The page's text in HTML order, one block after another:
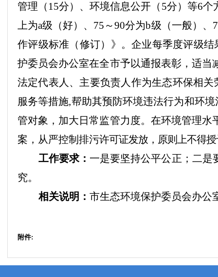
管理（ 15分）、环境信息公开（ 5分）等6个
上为a级（好）、75～90分为b级（一般）
作评级标准（修订）》 。企业每季度评级结
护委员会办公室在全市予以通报表彰，适当
法定代表人、主要负责人作为生态环保相
服务等措施,帮助其预防环境违法行为和环
管对象，加大日常监管力度。在环境管理
案，从严控制排污许可证发放，原则上不得
工作要求： 一是要坚持公平公正； 二是
究。
相关说明： 市生态环境保护委员会办公
附件: